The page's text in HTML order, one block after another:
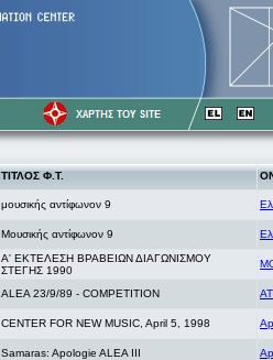
ΤΙΤΛΟΣ Φ.Τ.
μουσικής αντίφωνον 9
Μουσικής αντίφωνον 9
A' ΕΚΤΕΛΕΣΗ ΒΡΑΒΕΙΩΝ ΔΙΑΓΩΝΙΣΜΟΥ
ΣΤΕΓΗΣ 1990
ALEA 23/9/89 - COMPETITION
CENTER FOR NEW MUSIC, April 5, 1998
Samaras: Apologie ALEA III